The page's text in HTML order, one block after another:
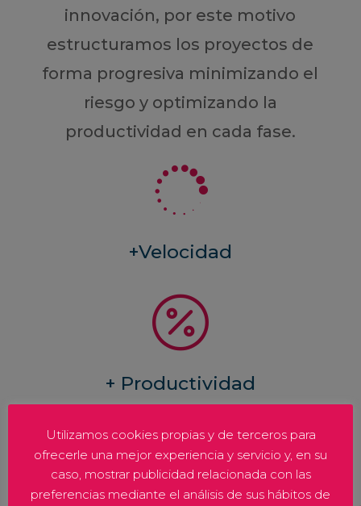
innovación, por este motivo
estructuramos los proyectos de
forma progresiva minimizando el
riesgo y optimizando la
productividad en cada fase.

+Velocidad

+ Productividad

Utilizamos cookies propias y de terceros para
ofrecerle una mejor experiencia y servicio y, en su
caso, mostrar publicidad relacionada con las
preferencias mediante el análisis de sus hábitos de